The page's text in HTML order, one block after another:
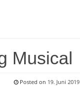
Musical
Posted on 19. Juni 2019